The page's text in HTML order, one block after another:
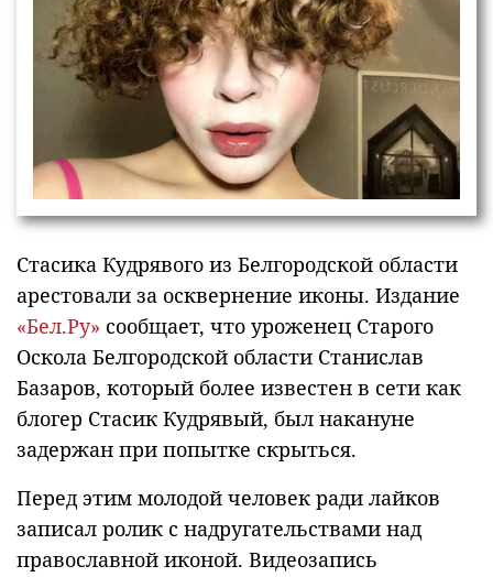
Стасика Кудрявого из Белгородской области
арестовали за осквернение иконы. Издание
«Бел.Ру» сообщает, что уроженец Старого
Оскола Белгородской области Станислав
Базаров, который более известен в сети как
блогер Стасик Кудрявый, был накануне
задержан при попытке скрыться.
Перед этим молодой человек ради лайков
записал ролик с надругательствами над
православной иконой. Видеозапись